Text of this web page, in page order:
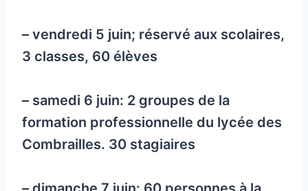
– vendredi 5 juin; réservé aux scolaires,
3 classes, 60 élèves
– samedi 6 juin: 2 groupes de la
formation professionnelle du lycée des
Combrailles. 30 stagiaires